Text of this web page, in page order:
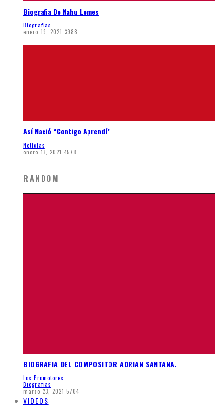
Biografia De Nahu Lemes
Biografias
enero 19, 2021 3988
Así Nació “Contigo Aprendí”
Noticias
enero 13, 2021 4578
RANDOM
BIOGRAFIA DEL COMPOSITOR ADRIAN SANTANA.
Los Promotores
Biografias
marzo 23, 2021 5704
VIDEOS